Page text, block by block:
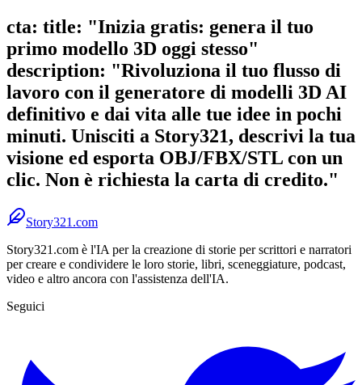
cta: title: "Inizia gratis: genera il tuo
primo modello 3D oggi stesso"
description: "Rivoluziona il tuo flusso di
lavoro con il generatore di modelli 3D AI
definitivo e dai vita alle tue idee in pochi
minuti. Unisciti a Story321, descrivi la tua
visione ed esporta OBJ/FBX/STL con un
clic. Non è richiesta la carta di credito."
Story321.com
Story321.com è l'IA per la creazione di storie per scrittori e narratori
per creare e condividere le loro storie, libri, sceneggiature, podcast,
video e altro ancora con l'assistenza dell'IA.
Seguici